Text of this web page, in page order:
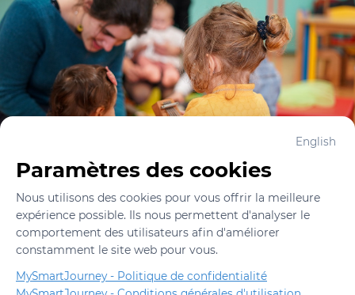
English
Paramètres des cookies
Nous utilisons des cookies pour vous offrir la meilleure
expérience possible. Ils nous permettent d'analyser le
comportement des utilisateurs afin d'améliorer
constamment le site web pour vous.
MySmartJourney - Politique de confidentialité